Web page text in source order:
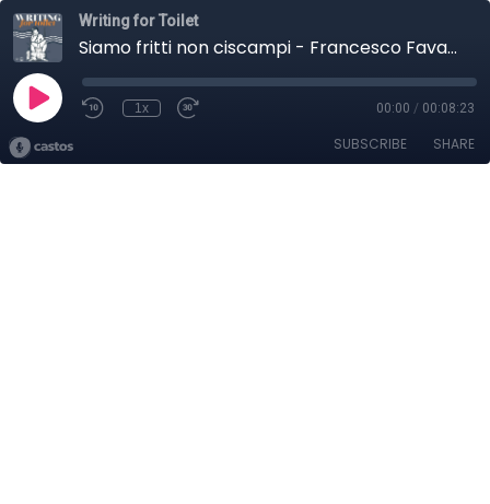
Writing for Toilet
Siamo fritti non ciscampi - Francesco Favarete
1x 00:00 / 00:08:23
SUBSCRIBE SHARE